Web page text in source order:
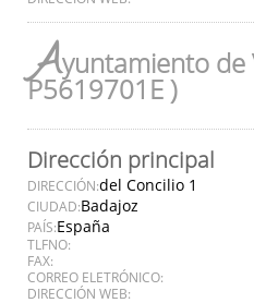
Ayuntamiento de
P5619701E )
Dirección principal
DIRECCIÓN:del Concilio 1
CIUDAD:Badajoz
PAÍS:España
TLFNO:
FAX:
CORREO ELETRÓNICO:
DIRECCIÓN WEB: